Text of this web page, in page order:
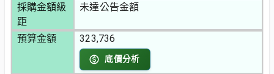
採購金額級
距
未達公告金額
預算金額 323,736
底價分析